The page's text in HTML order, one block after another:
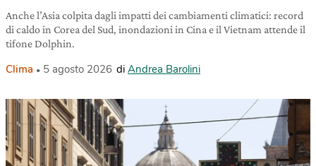
Anche l’Asia colpita dagli impatti dei cambiamenti climatici: record
di caldo in Corea del Sud, inondazioni in Cina e il Vietnam attende il
tifone Dolphin.
Clima 5 agosto 2026 di Andrea Barolini